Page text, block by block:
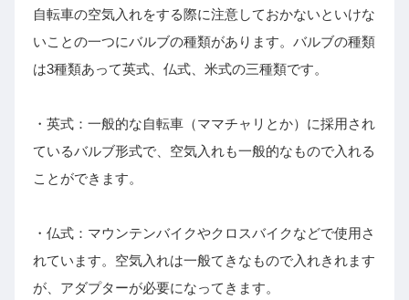
自転車の空気入れをする際に注意しておかないといけな
いことの一つにバルブの種類があります。バルブの種類
は3種類あって英式、仏式、米式の三種類です。
・英式：一般的な自転車（ママチャリとか）に採用され
ているバルブ形式で、空気入れも一般的なもので入れる
ことができます。
・仏式：マウンテンバイクやクロスバイクなどで使用さ
れています。空気入れは一般てきなもので入れきれます
が、アダプターが必要になってきます。